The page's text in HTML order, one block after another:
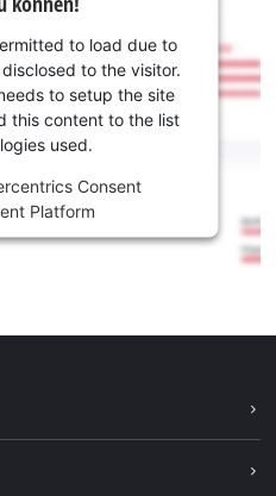
to load due to
to the visitor.
to setup the site
this content to the list
used.
Consent
Platform